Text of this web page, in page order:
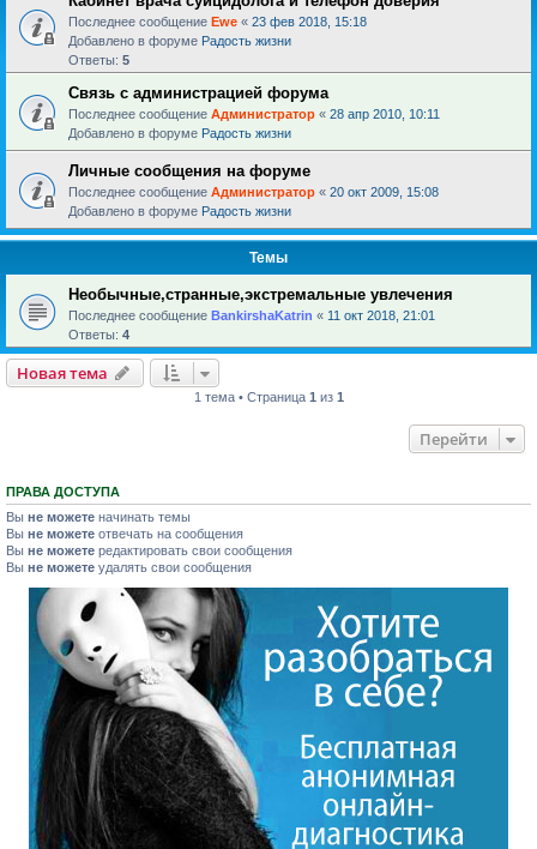
Последнее сообщение Ewe « 23 фев 2018, 15:18
Добавлено в форуме Радость жизни
Ответы: 5
Связь с администрацией форума
Последнее сообщение Администратор « 28 апр 2010, 10:11
Добавлено в форуме Радость жизни
Личные сообщения на форуме
Последнее сообщение Администратор « 20 окт 2009, 15:08
Добавлено в форуме Радость жизни
Темы
Необычные,странные,экстремальные увлечения
Последнее сообщение BankirshaKatrin « 11 окт 2018, 21:01
Ответы: 4
Новая тема
1 тема • Страница 1 из 1
Перейти
ПРАВА ДОСТУПА
Вы не можете начинать темы
Вы не можете отвечать на сообщения
Вы не можете редактировать свои сообщения
Вы не можете удалять свои сообщения